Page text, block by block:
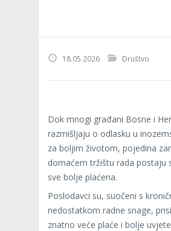
18.05.2026 Društvo
Dok mnogi građani Bosne i
razmišljaju o odlasku u
za boljim životom, pojedina
domaćem tržištu rada postaju
sve bolje plaćena.
Poslodavci su, suočeni s
nedostatkom radne snage,
znatno veće plaće i bolje